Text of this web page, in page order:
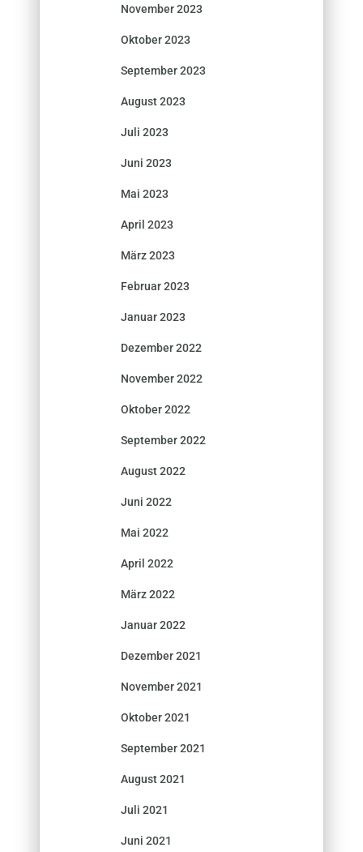
November 2023
Oktober 2023
September 2023
August 2023
Juli 2023
Juni 2023
Mai 2023
April 2023
März 2023
Februar 2023
Januar 2023
Dezember 2022
November 2022
Oktober 2022
September 2022
August 2022
Juni 2022
Mai 2022
April 2022
März 2022
Januar 2022
Dezember 2021
November 2021
Oktober 2021
September 2021
August 2021
Juli 2021
Juni 2021